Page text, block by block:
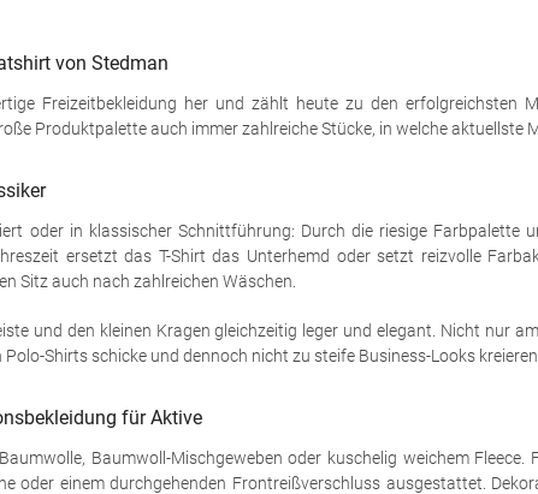
von Stedman
Freizeitbekleidung her und zählt heute zu den erfolgreichsten
Produktpalette auch immer zahlreiche Stücke, in welche aktuellste
oder in klassischer Schnittführung: Durch die riesige Farbpalette
ersetzt das T-Shirt das Unterhemd oder setzt reizvolle
Sitz auch nach zahlreichen Wäschen.
und den kleinen Kragen gleichzeitig leger und elegant. Nicht nur
Shirts schicke und dennoch nicht zu steife Business-Looks kreieren.
für Aktive
Baumwoll-Mischgeweben oder kuschelig weichem
oder einem durchgehenden Frontreißverschluss ausgestattet.